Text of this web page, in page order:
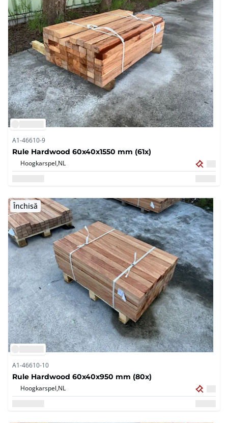
A1-46610-9
Rule Hardwood 60x40x1550 mm (61x)
Hoogkarspel,NL
Închisă
A1-46610-10
Rule Hardwood 60x40x950 mm (80x)
Hoogkarspel,NL